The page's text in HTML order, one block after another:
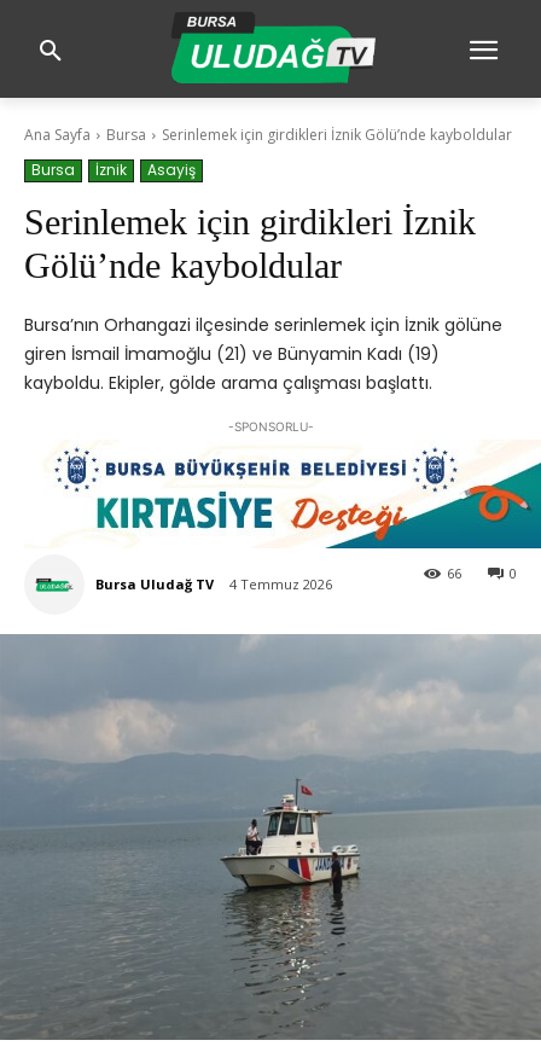
Ana Sayfa Bursa
Serinlemek için girdikleri İznik Gölü’nde kayboldular
Bursa
İznik Asayiş
Serinlemek için girdikleri İznik
Gölü’nde kayboldular
Bursa’nın Orhangazi ilçesinde serinlemek için İznik gölüne
giren İsmail İmamoğlu (21) ve Bünyamin Kadı (19)
kayboldu. Ekipler, gölde arama çalışması başlattı.
-SPONSORLU-
Bursa Uludağ TV 4 Temmuz 2026
0
66